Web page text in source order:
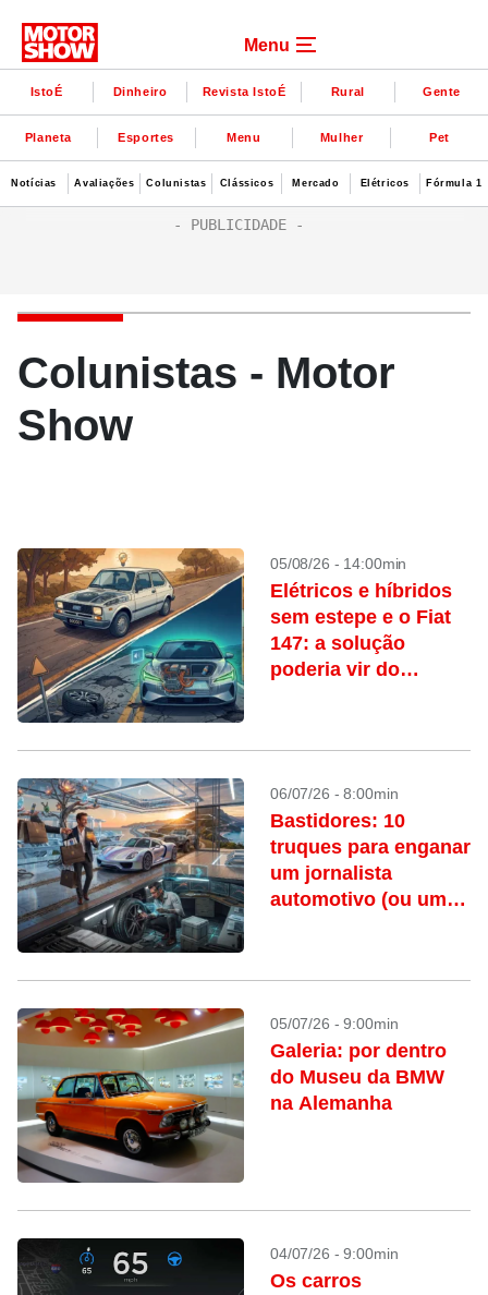
Menu
IstoÉ Dinheiro Revista IstoÉ Rural Gente
Planeta Esportes Menu Mulher Pet
Notícias Avaliações Colunistas Clássicos Mercado Elétricos Fórmula 1
Colunistas - Motor
Show
05/08/26 - 14:00min
Elétricos e híbridos
sem estepe e o Fiat
147: a solução
poderia vir do
06/07/26 - 8:00min
Bastidores: 10
truques para enganar
um jornalista
automotivo (ou um
05/07/26 - 9:00min
Galeria: por dentro
do Museu da BMW
na Alemanha
04/07/26 - 9:00min
Os carros